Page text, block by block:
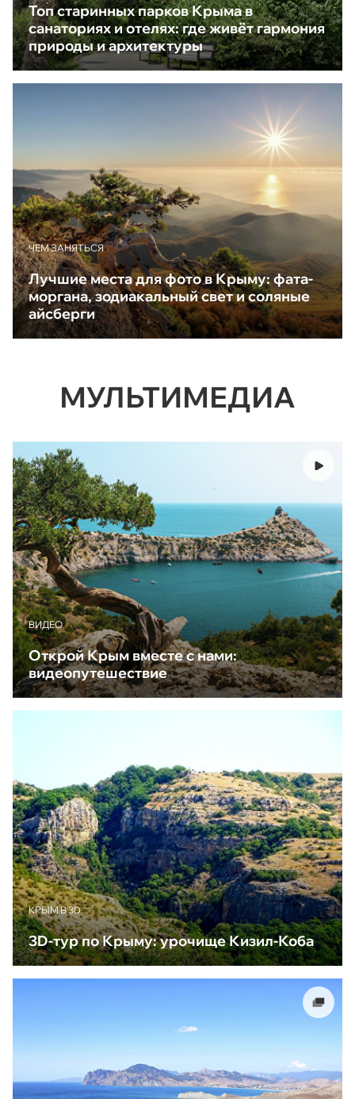
Топ старинных парков Крыма в
санаториях и отелях: где живёт гармония
природы и архитектуры
ЧЕМ ЗАНЯТЬСЯ
Лучшие места для фото в Крыму: фата-
моргана, зодиакальный свет и соляные
айсберги
МУЛЬТИМЕДИА
ВИДЕО
Открой Крым вместе с нами:
видеопутешествие
КРЫМ В 3D
3D-тур по Крыму: урочище Кизил-Коба